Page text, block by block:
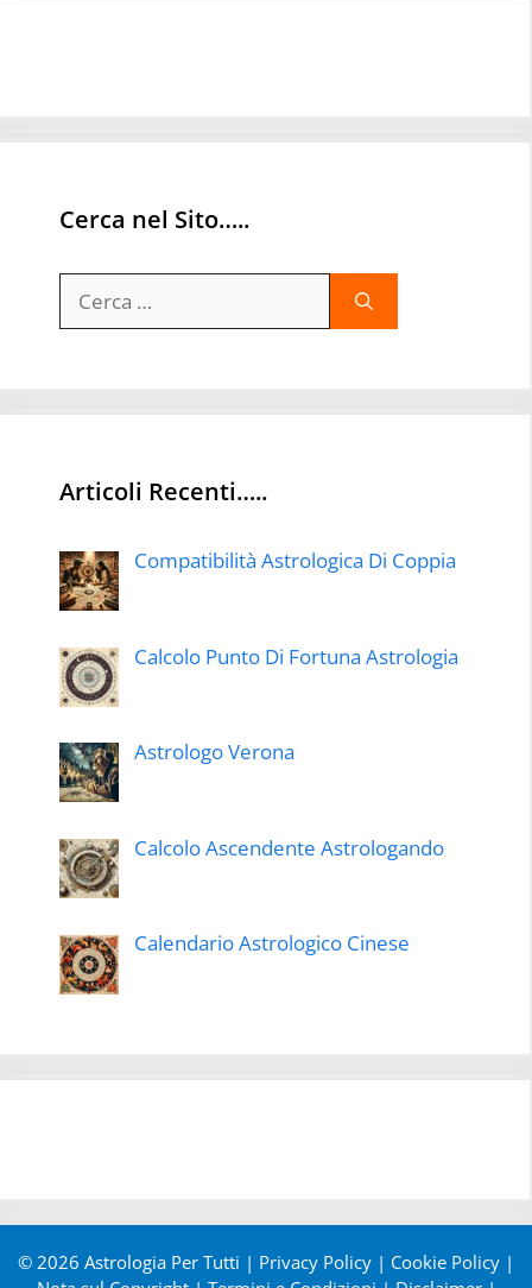
Cerca nel Sito…..
per:
Articoli Recenti…..
Compatibilità Astrologica Di Coppia
Calcolo Punto Di Fortuna Astrologia
Astrologo Verona
Calcolo Ascendente Astrologando
Calendario Astrologico Cinese
© 2026 Astrologia Per Tutti | Privacy Policy | Cookie Policy |